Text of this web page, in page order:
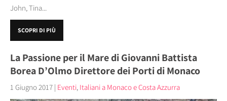
John, Tina...
SCOPRI DI PIÙ
La Passione per il Mare di Giovanni Battista
Borea D’Olmo Direttore dei Porti di Monaco
1 Giugno 2017 | Eventi, Italiani a Monaco e Costa Azzurra